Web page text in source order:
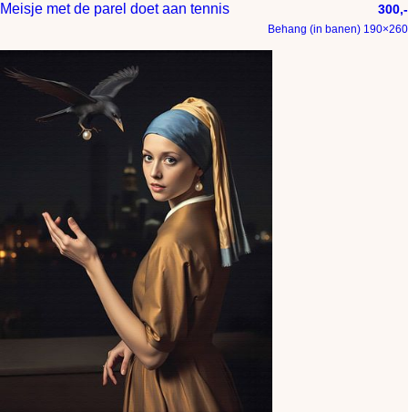
Meisje met de parel doet aan tennis 300,-
Behang (in banen) 190×260